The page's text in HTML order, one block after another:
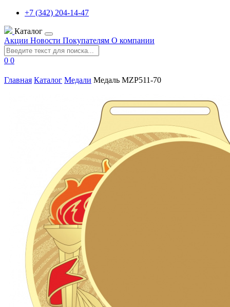
+7 (342) 204-14-47
Каталог
Акции Новости Покупателям О компании
0 0
Главная Каталог Медали Медаль MZP511-70